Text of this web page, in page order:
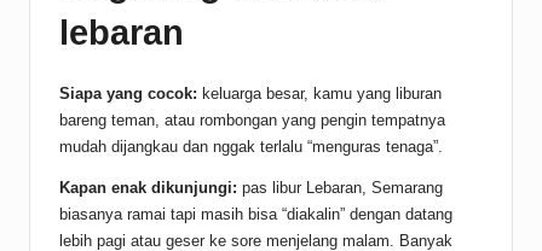
lebaran
Siapa yang cocok: keluarga besar, kamu yang liburan
bareng teman, atau rombongan yang pengin tempatnya
mudah dijangkau dan nggak terlalu “menguras tenaga”.
Kapan enak dikunjungi: pas libur Lebaran, Semarang
biasanya ramai tapi masih bisa “diakalin” dengan datang
lebih pagi atau geser ke sore menjelang malam. Banyak